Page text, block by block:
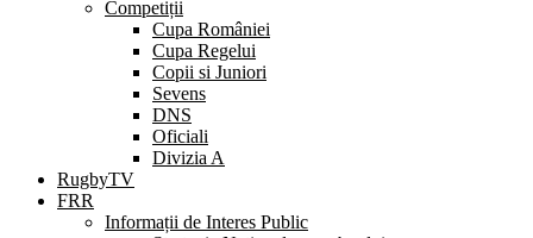
Competiții
Cupa României
Cupa Regelui
Copii si Juniori
Sevens
DNS
Oficiali
Divizia A
RugbyTV
FRR
Informații de Interes Public